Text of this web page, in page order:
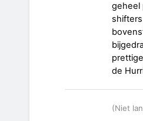
geheel
de
(Niet